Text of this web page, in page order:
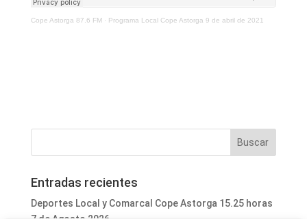
Cope Astorga 87.6 FM· Programa Local Cope Astorga 9 de abril de 2021
Entradas recientes
Deportes Local y Comarcal Cope Astorga 15.25 horas